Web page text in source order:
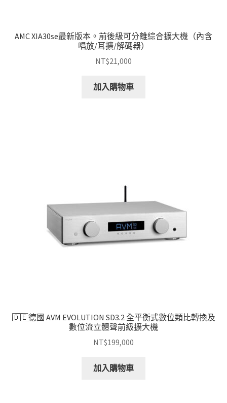
AMC XIA30se最新版本。前後級可分離綜合擴大機（內含
唱放/耳擴/解碼器）
NT$21,000
加入購物車
🇩🇪德國 AVM EVOLUTION SD3.2 全平衡式數位類比轉換及
數位流立體聲前級擴大機
NT$199,000
加入購物車